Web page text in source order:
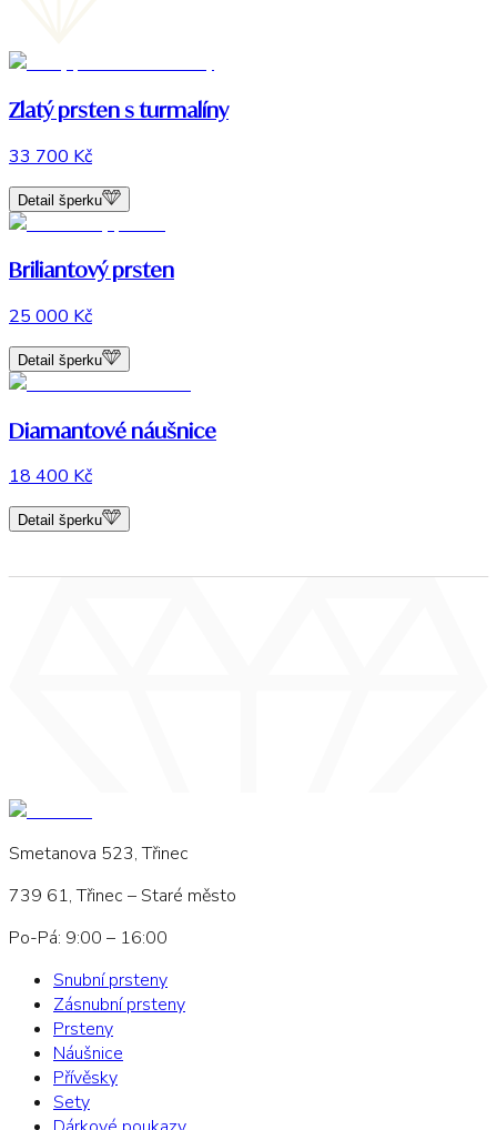
Zlatý prsten s turmalíny
33 700 Kč
Detail šperku
Briliantový prsten
25 000 Kč
Detail šperku
Diamantové náušnice
18 400 Kč
Detail šperku
Smetanova 523, Třinec
739 61, Třinec – Staré město
Po-Pá: 9:00 – 16:00
Snubní prsteny
Zásnubní prsteny
Prsteny
Náušnice
Přívěsky
Sety